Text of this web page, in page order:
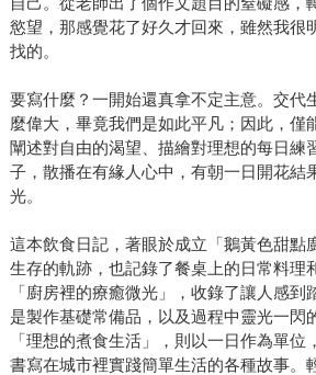
慾望，那感覺花了好久才回來，雖然我很
找的。
要寫什麼？一開始還真拿不定主意。交代
麼偉大，畢竟我們是如此平凡；因此，僅
闡述對自由的渴望、描繪對理想的每日練
子，散播在有緣人心中，有朝一日開花結
光。
這本飲食日記，著眼於成立「鵝黃色甜點
生存的軌跡，也記錄了餐桌上的日常料理
「廚房裡的療癒微光」，收錄了讓人感到
是製作基礎常備品，以及過程中靈光一閃
「理想的煮食生活」，則以一日作為單位
書寫在城市裡實踐簡單生活的各種故事。